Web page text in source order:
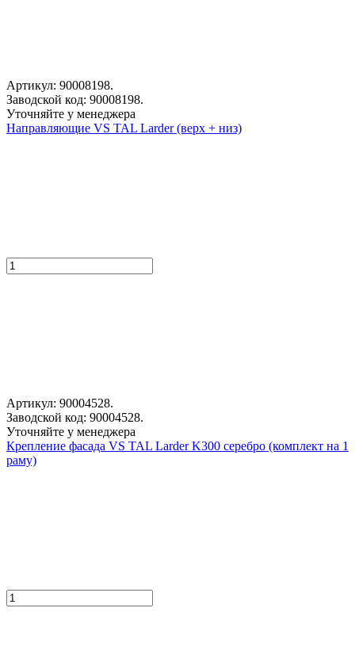
Артикул: 90008198.
Заводской код: 90008198.
Уточняйте у менеджера
Направляющие VS TAL Larder (верх + низ)
Артикул: 90004528.
Заводской код: 90004528.
Уточняйте у менеджера
Крепление фасада VS TAL Larder K300 серебро (комплект на 1
раму)